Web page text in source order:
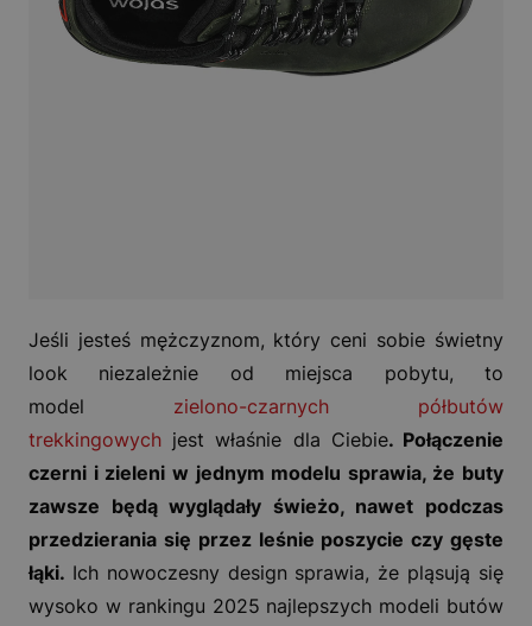
Jeśli jesteś mężczyznom, który ceni sobie świetny
look niezależnie od miejsca pobytu, to
model zielono-czarnych półbutów
trekkingowych jest właśnie dla Ciebie. Połączenie
czerni i zieleni w jednym modelu sprawia, że buty
zawsze będą wyglądały świeżo, nawet podczas
przedzierania się przez leśnie poszycie czy gęste
łąki. Ich nowoczesny design sprawia, że pląsują się
wysoko w rankingu 2025 najlepszych modeli butów